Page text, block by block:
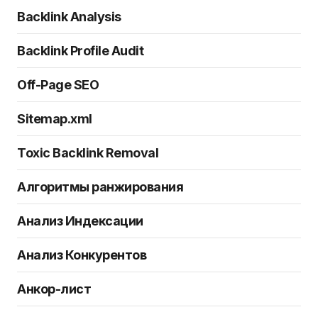
Backlink Analysis
Backlink Profile Audit
Off-Page SEO
Sitemap.xml
Toxic Backlink Removal
Алгоритмы ранжирования
Анализ Индексации
Анализ Конкурентов
Анкор-лист